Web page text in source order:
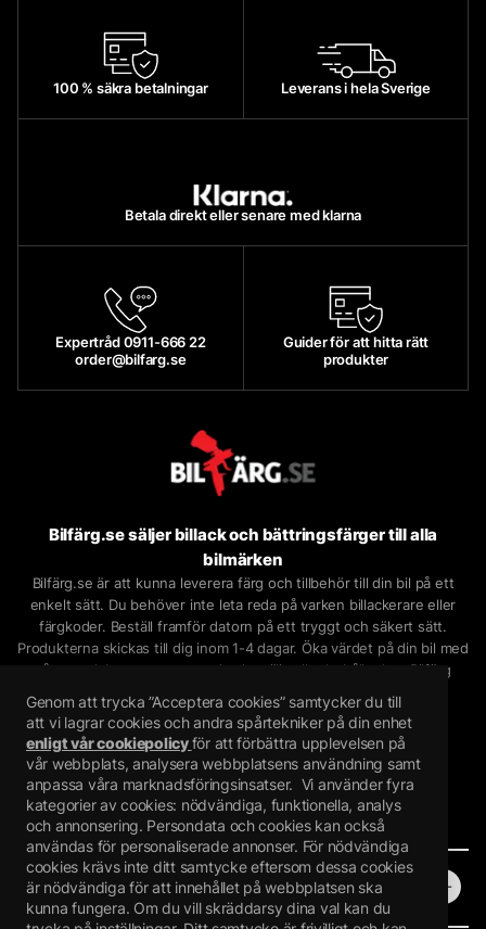
100 % säkra betalningar Leverans i hela Sverige
Betala direkt eller senare med klarna
Expertråd 0911-666 22
order@bilfarg.se
Guider för att hitta rätt
produkter
Bilfärg.se säljer billack och bättringsfärger till alla
bilmärken
Bilfärg.se är att kunna leverera färg och tillbehör till din bil på ett
enkelt sätt. Du behöver inte leta reda på varken billackerare eller
färgkoder. Beställ framför datorn på ett tryggt och säkert sätt.
Produkterna skickas till dig inom 1-4 dagar. Öka värdet på din bil med
våra produkter oavsett om du ska sälja eller behålla den. Bilfärg
bättringsfärgpå nätet.
Bilfärgsspecialisten i Piteå AB
Mejselvägen 24, 943 36 Öjebyn
Orgnr: 559272-7407
Butik
Genom att trycka ”Acceptera cookies” samtycker du till
att vi lagrar cookies och andra spårtekniker på din enhet
enligt vår cookiepolicyför att förbättra upplevelsen på
vår webbplats, analysera webbplatsens användning samt
anpassa våra marknadsföringsinsatser. Vi använder fyra
kategorier av cookies: nödvändiga, funktionella, analys
och annonsering. Persondata och cookies kan också
användas för personaliserade annonser. För nödvändiga
cookies krävs inte ditt samtycke eftersom dessa cookies
är nödvändiga för att innehållet på webbplatsen ska
kunna fungera. Om du vill skräddarsy dina val kan du